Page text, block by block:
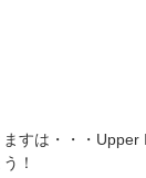
すは・・・Upper
！